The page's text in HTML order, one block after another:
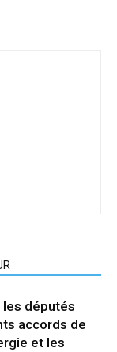
les députés
accords de
et les